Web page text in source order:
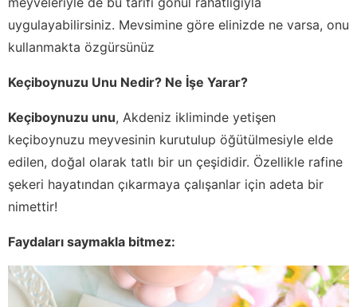
uygulayabilirsiniz. Mevsimine göre elinizde ne varsa, onu
kullanmakta özgürsünüz
Keçiboynuzu Unu Nedir? Ne İşe Yarar?
Keçiboynuzu unu, Akdeniz ikliminde yetişen
keçiboynuzu meyvesinin kurutulup öğütülmesiyle elde
edilen, doğal olarak tatlı bir un çeşididir. Özellikle rafine
şekeri hayatından çıkarmaya çalışanlar için adeta bir
nimettir!
Faydaları saymakla bitmez: